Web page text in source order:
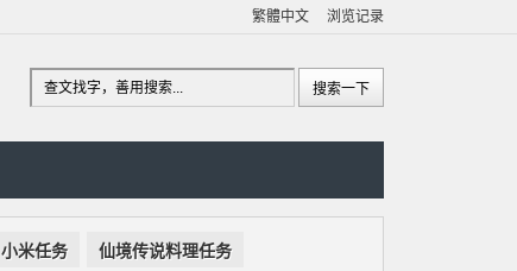
繁體中文 浏览记录
小米任务 仙境传说料理任务